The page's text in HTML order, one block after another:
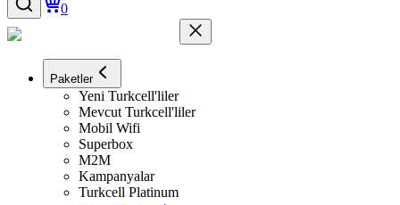
0
Paketler
Yeni Turkcell'liler
Mevcut Turkcell'liler
Mobil Wifi
Superbox
M2M
Kampanyalar
Turkcell Platinum